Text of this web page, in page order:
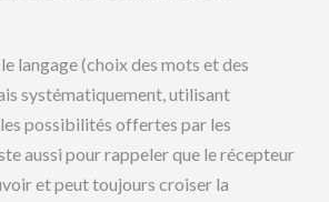
langage (choix des mots et des
systématiquement, utilisant
possibilités offertes par les
aussi pour rappeler que le récepteur
et peut toujours croiser la